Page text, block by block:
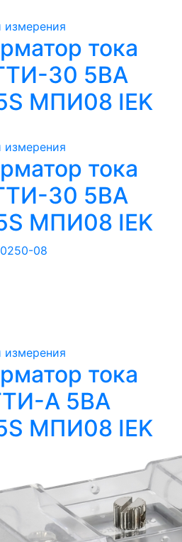
тока
30 5ВА
МПИ08 IEK
тока
30 5ВА
МПИ08 IEK
08
тока
А 5ВА
МПИ08 IEK